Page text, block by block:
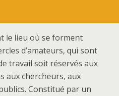
le lieu où se forment
d’amateurs, qui sont
travail soit réservés aux
aux chercheurs, aux
Constitué par un